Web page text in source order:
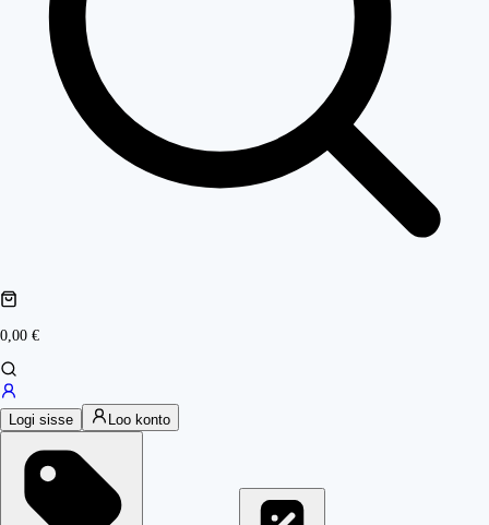
0,00 €
Logi sisse Loo konto